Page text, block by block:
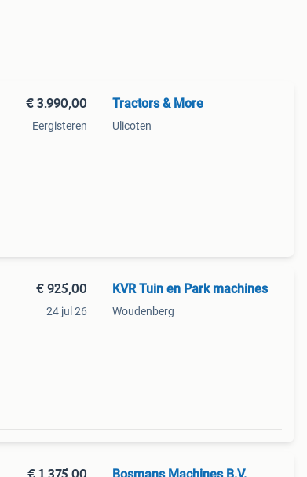
€ 3.990,00
Eergisteren
Tractors & More
Ulicoten
€ 925,00
24 jul 26
KVR Tuin en Park machines
Woudenberg